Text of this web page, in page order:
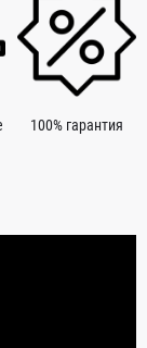
100% гарантия